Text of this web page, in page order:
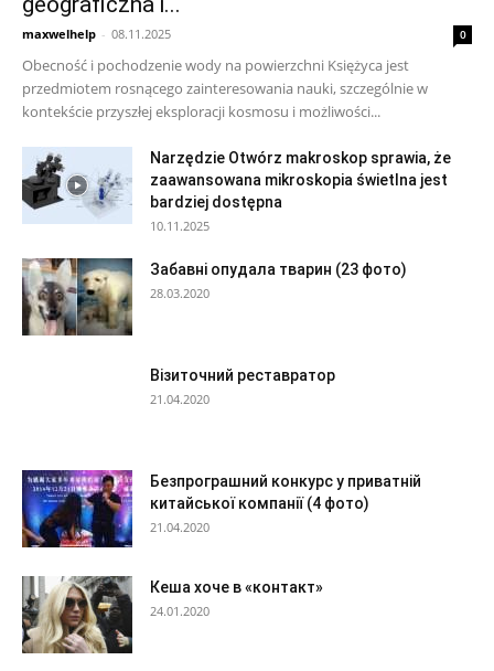
maxwelhelp - 08.11.2025 0
Obecność i pochodzenie wody na powierzchni Księżyca jest
przedmiotem rosnącego zainteresowania nauki, szczególnie w
kontekście przyszłej eksploracji kosmosu i możliwości...
Narzędzie Otwórz makroskop sprawia, że
zaawansowana mikroskopia świetlna jest
bardziej dostępna
10.11.2025
Забавні опудала тварин (23 фото)
28.03.2020
Візиточний реставратор
21.04.2020
Безпрограшний конкурс у приватній
китайської компанії (4 фото)
21.04.2020
Кеша хоче в «контакт»
24.01.2020